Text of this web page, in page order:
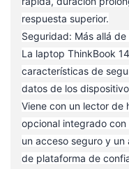
respuesta superior.
Seguridad: Más allá
La laptop ThinkBook
características de
datos de los
Viene con un lector de
opcional integrado
un acceso seguro y
de plataforma de